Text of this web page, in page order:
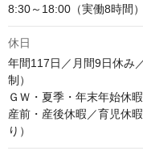
8:30～18:00（実働8時間
休日
年間117日／月間9日休み
制）
ＧＷ・夏季・年末年始休
産前・産後休暇／育児休
り）